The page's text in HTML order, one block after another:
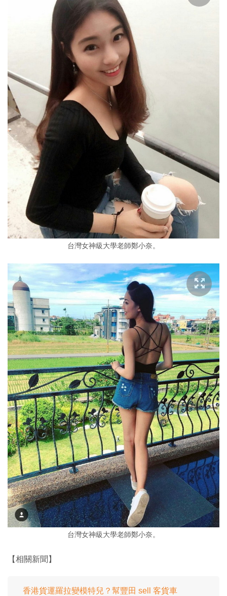
台灣女神級大學老師鄭小奈。
台灣女神級大學老師鄭小奈。
【相關新聞】
香港貨運羅拉變模特兒？幫豐田 sell 客貨車